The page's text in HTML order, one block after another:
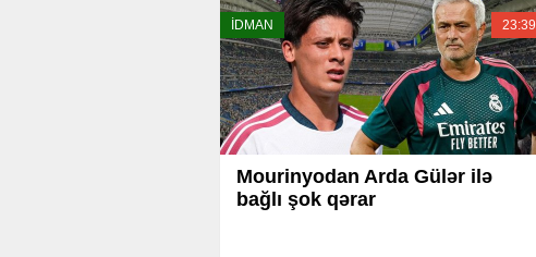
İDMAN 23:39
Mourinyodan Arda Gülər ilə
bağlı şok qərar